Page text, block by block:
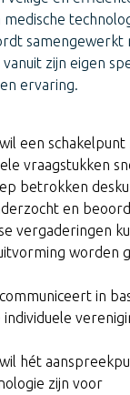
medische
samengewerkt
zijn eigen
ervaring.
een schakelpunt
vraagstukken
betrokken
en
vergaderingen
worden
in
individuele
hét
zijn voor